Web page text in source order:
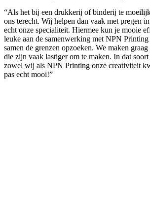
“Als het bij een drukkerij of binderij te
ons terecht. Wij helpen dan vaak met pregen
echt onze specialiteit. Hiermee kun je mooie
leuke aan de samenwerking met NPN
samen de grenzen opzoeken. We maken
die zijn vaak lastiger om te maken. In dat
zowel wij als NPN Printing onze creativiteit
pas echt mooi!”